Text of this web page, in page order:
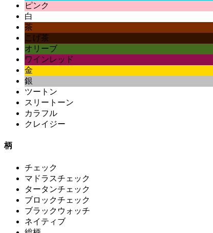
ピンク
白
茶
こげ茶
オリーブ
ワインレッド
金
銀
ツートン
スリートーン
カラフル
クレイジー
柄
チェック
マドラスチェック
タータンチェック
ブロックチェック
ブラックウォッチ
ネイティブ